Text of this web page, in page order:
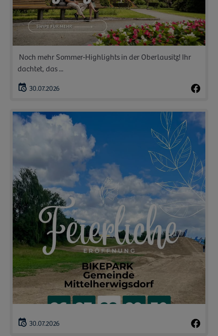
️ Noch mehr Sommer-Highlights in der Oberlausitz! Ihr
dachtet, das ...
30.07.2026
30.07.2026